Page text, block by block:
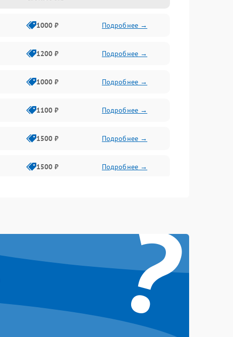
1000 ₽ Подробнее →
1200 ₽ Подробнее →
1000 ₽ Подробнее →
1100 ₽ Подробнее →
1500 ₽ Подробнее →
1500 ₽ Подробнее →
?